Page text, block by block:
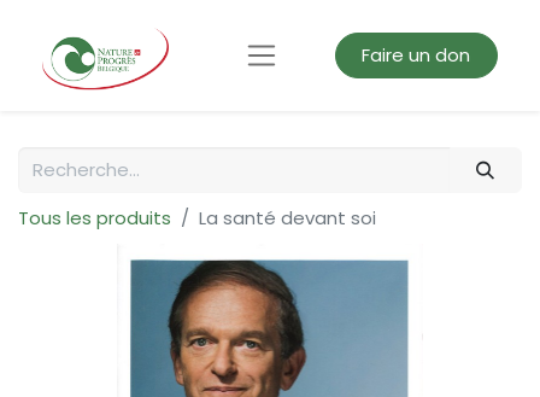
Faire un don
Tous les produits La santé devant soi